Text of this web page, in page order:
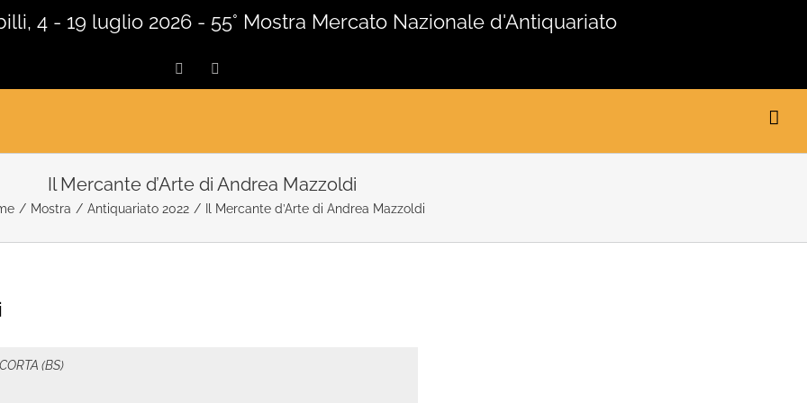
4 - 19 luglio 2026 - 55° Mostra Mercato Nazionale d'Antiquariato
Facebook
Il Mercante d’Arte di Andrea Mazzoldi
/ Mostra / Antiquariato 2022 / Il Mercante d’Arte di Andrea Mazzoldi
(BS)